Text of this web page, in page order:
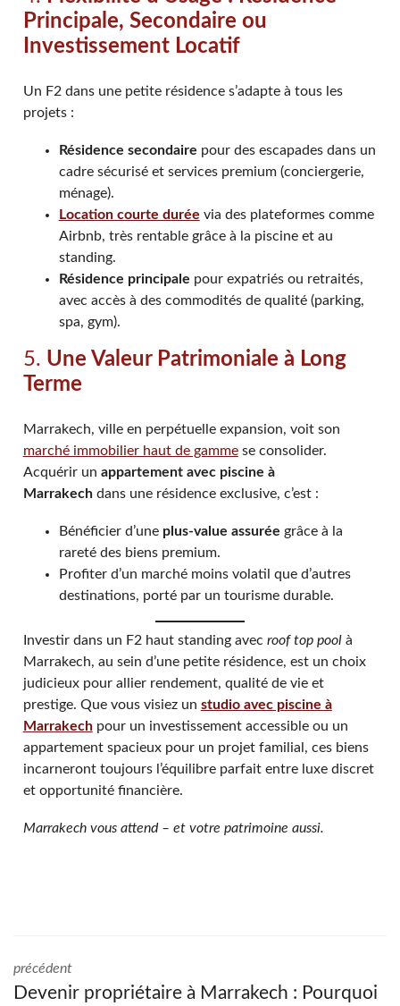
Principale, Secondaire ou
Investissement Locatif
Un F2 dans une petite résidence s’adapte à tous les
projets :
Résidence secondaire pour des escapades dans un
cadre sécurisé et services premium (conciergerie,
ménage).
Location courte durée via des plateformes comme
Airbnb, très rentable grâce à la piscine et au
standing.
Résidence principale pour expatriés ou retraités,
avec accès à des commodités de qualité (parking,
spa, gym).
5. Une Valeur Patrimoniale à Long
Terme
Marrakech, ville en perpétuelle expansion, voit son
marché immobilier haut de gammese consolider.
Acquérir un appartement avec piscine à
Marrakechdans une résidence exclusive, c’est :
Bénéficier d’une plus-value assurée grâce à la
rareté des biens premium.
Profiter d’un marché moins volatil que d’autres
destinations, porté par un tourisme durable.
Investir dans un F2 haut standing avec roof top poolà
Marrakech, au sein d’une petite résidence, est un choix
judicieux pour allier rendement, qualité de vie et
prestige. Que vous visiez un studio avec piscine à
Marrakechpour un investissement accessible ou un
appartement spacieux pour un projet familial, ces biens
incarneront toujours l’équilibre parfait entre luxe discret
et opportunité financière.
Marrakech vous attend – et votre patrimoine aussi.
précédent
Devenir propriétaire à Marrakech : Pourquoi